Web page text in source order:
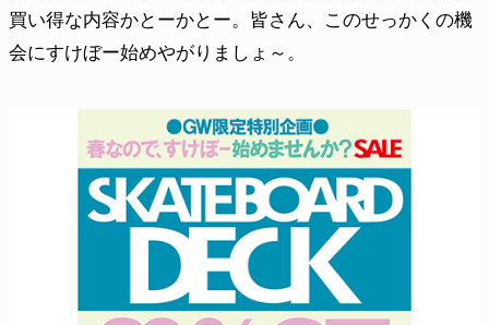
買い得な内容かとーかとー。皆さん、このせっかくの機
会にすけぼー始めやがりましょ～。